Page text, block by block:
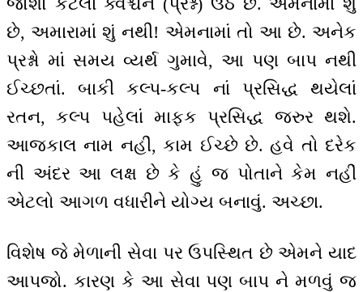
છે, અમારામાં શું નથી! એમનામાં તો આ છે. અનેક
પ્રશ્નો માં સમય વ્યર્થ ગુમાવે, આ પણ બાપ નથી
ઈચ્છતાં. બાકી કલ્પ-કલ્પ નાં પ્રસિદ્ધ થયેલાં
રતન, કલ્પ પહેલાં માફક પ્રસિદ્ધ જરુર થશે.
આજકાલ નામ નહીં, કામ ઈચ્છે છે. હવે તો દરેક
ની અંદર આ લક્ષ છે કે હું જ પોતાને કેમ નહીં
એટલો આગળ વધારીને યોગ્ય બનાવું. અચ્છા.
વિશેષ જે મેળાની સેવા પર ઉપસ્થિત છે એમને યાદ
આપજો. કારણ કે આ સેવા પણ બાપ ને મળવું જ